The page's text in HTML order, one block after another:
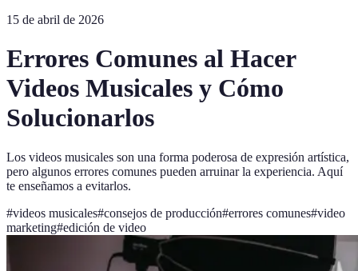
15 de abril de 2026
Errores Comunes al Hacer
Videos Musicales y Cómo
Solucionarlos
Los videos musicales son una forma poderosa de expresión artística,
pero algunos errores comunes pueden arruinar la experiencia. Aquí
te enseñamos a evitarlos.
#videos musicales#consejos de producción#errores comunes#video
marketing#edición de video